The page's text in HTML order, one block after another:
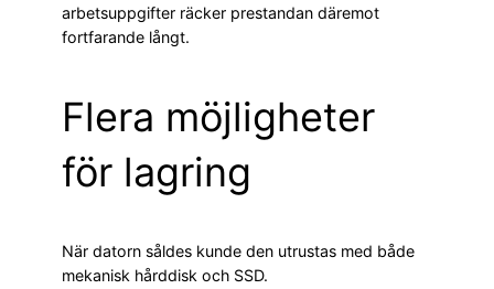
arbetsuppgifter räcker prestandan däremot
fortfarande långt.
Flera möjligheter
för lagring
När datorn såldes kunde den utrustas med både
mekanisk hårddisk och SSD.